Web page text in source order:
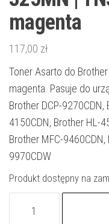
magenta
117,00 zł
Toner Asarto do
magenta. Pasuje do
Brother DCP-
4150CDN, Brother HL-
Brother MFC-
9970CDW
Produkt dostępny na